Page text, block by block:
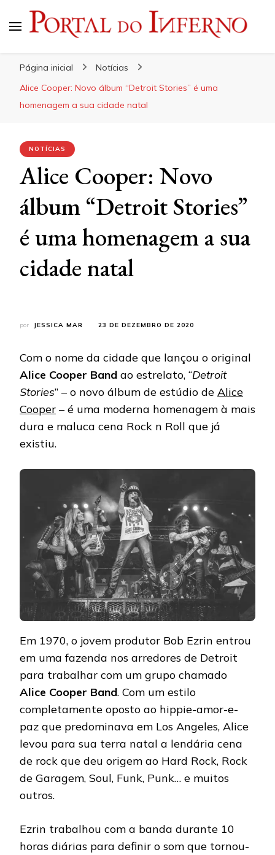
Página inicial
Notícias
Alice Cooper: Novo álbum “Detroit Stories” é uma
homenagem a sua cidade natal
NOTÍCIAS
Alice Cooper: Novo
álbum “Detroit Stories”
é uma homenagem a sua
cidade natal
por JESSICA MAR 23 DE DEZEMBRO DE 2020
Com o nome da cidade que lançou o original
Alice Cooper Band ao estrelato, “Detroit
Stories” – o novo álbum de estúdio de Alice
Cooper – é uma moderna homenagem à mais
dura e maluca cena Rock n Roll que já
existiu.
Em 1970, o jovem produtor Bob Ezrin entrou
em uma fazenda nos arredores de Detroit
para trabalhar com um grupo chamado
Alice Cooper Band. Com um estilo
completamente oposto ao hippie-amor-e-
paz que predominava em Los Angeles, Alice
levou para sua terra natal a lendária cena
de rock que deu origem ao Hard Rock, Rock
de Garagem, Soul, Funk, Punk… e muitos
outros.
Ezrin trabalhou com a banda durante 10
horas diárias para definir o som que tornou-